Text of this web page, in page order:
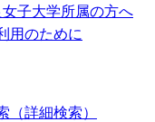
子大学所属の方へ
用のために
（詳細検索）